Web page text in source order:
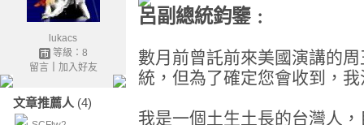
lukacs
等級：8
留言｜ 加入好友
文章推薦人 (4)
呂副總統鈞鑒﹕
數月前曾託前來美國演講的
統，但為了確定您會收到，
我是一個土生土長的台灣人